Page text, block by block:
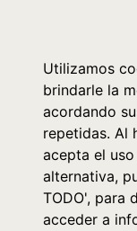
Utilizamos
brindarle la
acordando
repetidas. Al
acepta el
alternativa,
TODO', para
acceder a